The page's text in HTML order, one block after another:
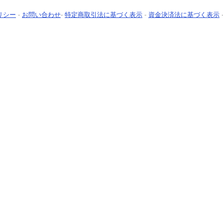
シー - お問い合わせ- 特定商取引法に基づく表示 - 資金決済法に基づく表示 -